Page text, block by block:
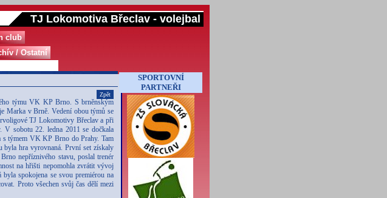
TJ Lokomotiva Břeclav - volejbal
club
/ Ostatní
Zpět
týmu VK KP Brno. S brněnským
Marka v Brně. Vedení obou týmů se
TJ Lokomotivy Břeclav a při
V sobotu 22. ledna 2011 se dočkala
s týmem VK KP Brno do Prahy. Tam
byla hra vyrovnaná. První set získaly
nepříznivého stavu, poslal trenér
na hřišti nepomohla zvrátit vývoj
spokojena se svou premiérou na
Proto všechen svůj čas dělí mezi
SPORTOVNÍ
PARTNEŘI